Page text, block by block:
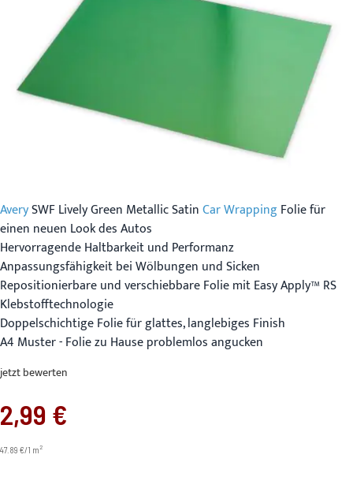
AverySWF Lively Green Metallic SatinCar WrappingFolie für
einen neuen Look des Autos
Hervorragende Haltbarkeit und Performanz
Anpassungsfähigkeit bei Wölbungen und Sicken
Repositionierbare und verschiebbare Folie mit Easy Apply™ RS
Klebstofftechnologie
Doppelschichtige Folie für glattes, langlebiges Finish
A4 Muster - Folie zu Hause problemlos angucken
jetzt bewerten
2,99 €
47.89 €/1 m2